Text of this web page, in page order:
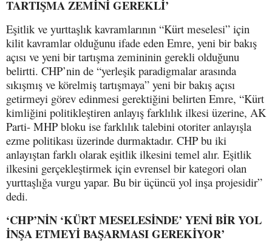
TARTIŞMA ZEMİNİ GEREKLİ’
Eşitlik ve yurttaşlık kavramlarının “Kürt meselesi” için
kilit kavramlar olduğunu ifade eden Emre, yeni bir bakış
açısı ve yeni bir tartışma zemininin gerekli olduğunu
belirtti. CHP’nin de “yerleşik paradigmalar arasında
sıkışmış ve körelmiş tartışmaya” yeni bir bakış açısı
getirmeyi görev edinmesi gerektiğini belirten Emre, “Kürt
kimliğini politikleştiren anlayış farklılık ilkesi üzerine, AK
Parti- MHP bloku ise farklılık talebini otoriter anlayışla
ezme politikası üzerinde durmaktadır. CHP bu iki
anlayıştan farklı olarak eşitlik ilkesini temel alır. Eşitlik
ilkesini gerçekleştirmek için evrensel bir kategori olan
yurttaşlığa vurgu yapar. Bu bir üçüncü yol inşa projesidir”
dedi.
‘CHP’NİN ‘KÜRT MESELESİNDE’ YENİ BİR YOL
İNŞA ETMEYİ BAŞARMASI GEREKİYOR’